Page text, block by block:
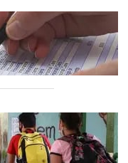
por
Mato
entre